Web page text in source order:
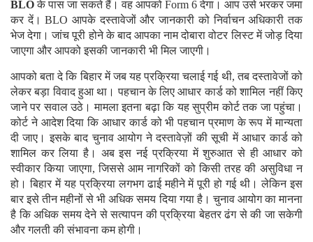
ऑफलाइन प्रक्रिया
अगर आप ऑनलाइन तरीका नहीं अपनाना चाहते, तो आप सीधे अपने क्षेत्र के
BLO के पास जा सकते हैं। वह आपको Form 6 देगा। आप उसे भरकर जमा
भेज देगा। जांच पूरी होने के बाद आपका नाम दोबारा वोटर लिस्ट में जोड़ दिया
जाएगा और आपको इसकी जानकारी भी मिल जाएगी।
आपको बता दे कि बिहार में जब यह प्रक्रिया चलाई गई थी, तब दस्तावेजों को
लेकर बड़ा विवाद हुआ था। पहचान के लिए आधार कार्ड को शामिल नहीं किए
जाने पर सवाल उठे। मामला इतना बढ़ा कि यह सुप्रीम कोर्ट तक जा पहुंचा।
कोर्ट ने आदेश दिया कि आधार कार्ड को भी पहचान प्रमाण के रूप में मान्यता
दी जाए। इसके बाद चुनाव आयोग ने दस्तावेज़ों की सूची में आधार कार्ड को
शामिल कर लिया है। अब इस नई प्रक्रिया में शुरुआत से ही आधार को
स्वीकार किया जाएगा, जिससे आम नागरिकों को किसी तरह की असुविधा न
हो। बिहार में यह प्रक्रिया लगभग ढाई महीने में पूरी हो गई थी। लेकिन इस